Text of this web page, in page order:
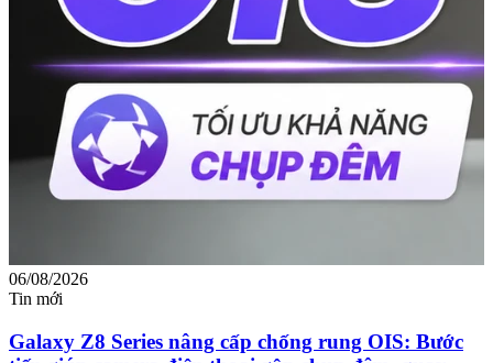
06/08/2026
Tin mới
Galaxy Z8 Series nâng cấp chống rung OIS: Bước